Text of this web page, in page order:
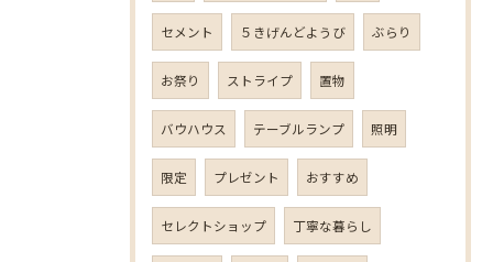
セメント ５きげんどようび ぶらり
お祭り ストライプ 置物
バウハウス テーブルランプ 照明
限定 プレゼント おすすめ
セレクトショップ 丁寧な暮らし